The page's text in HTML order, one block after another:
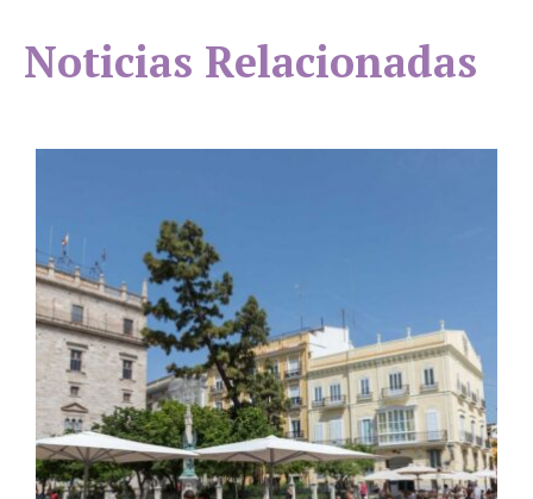
Noticias Relacionadas